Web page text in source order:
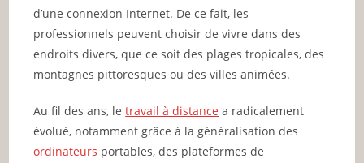
d’une connexion Internet. De ce fait, les
professionnels peuvent choisir de vivre dans des
endroits divers, que ce soit des plages tropicales, des
montagnes pittoresques ou des villes animées.
Au fil des ans, letravail à distance a radicalement
évolué, notamment grâce à la généralisation des
ordinateurs portables, des plateformes de